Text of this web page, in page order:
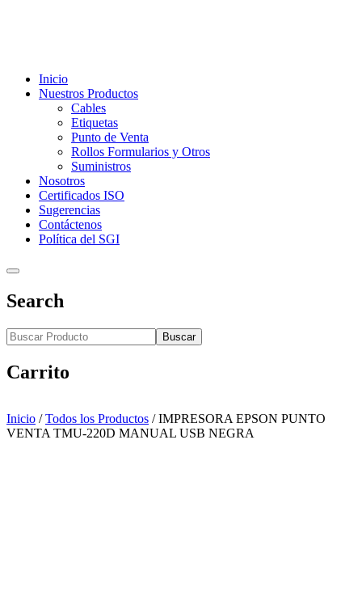
Inicio
Nuestros Productos
Cables
Etiquetas
Punto de Venta
Rollos Formularios y Otros
Suministros
Nosotros
Certificados ISO
Sugerencias
Contáctenos
Política del SGI
Search
Buscar
Carrito
Inicio / Todos los Productos /IMPRESORA EPSON PUNTO
VENTA TMU-220D MANUAL USB NEGRA